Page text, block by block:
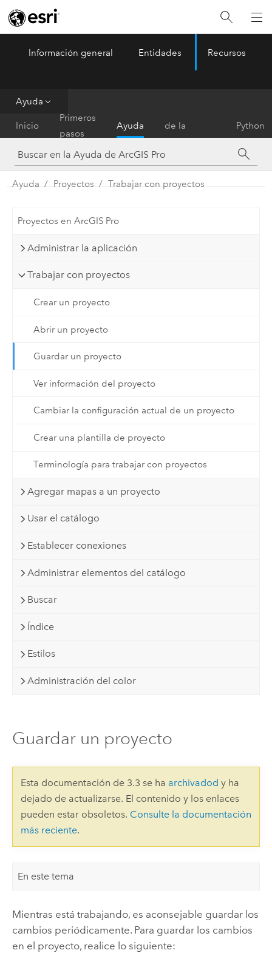
ArcGIS Pro Menu
Información general Entidades Recursos
Ayuda
Inicio
Primeros
pasos
Ayuda
de la
herramienta
Python
Ayuda Proyectos Trabajar con proyectos
Proyectos en ArcGIS Pro
Administrar la aplicación
Trabajar con proyectos
Crear un proyecto
Abrir un proyecto
Guardar un proyecto
Ver información del proyecto
Cambiar la configuración actual de un proyecto
Crear una plantilla de proyecto
Terminología para trabajar con proyectos
Agregar mapas a un proyecto
Usar el catálogo
Establecer conexiones
Administrar elementos del catálogo
Buscar
Índice
Estilos
Administración del color
Guardar un proyecto
Esta documentación de 3.3 se ha archivadod y ha
dejado de actualizarse. El contenido y los enlaces
pueden estar obsoletos. Consulte la documentación
más reciente.
En este tema
Mientras está trabajando, es aconsejable guardar los
cambios periódicamente. Para guardar los cambios
en el proyecto, realice lo siguiente: